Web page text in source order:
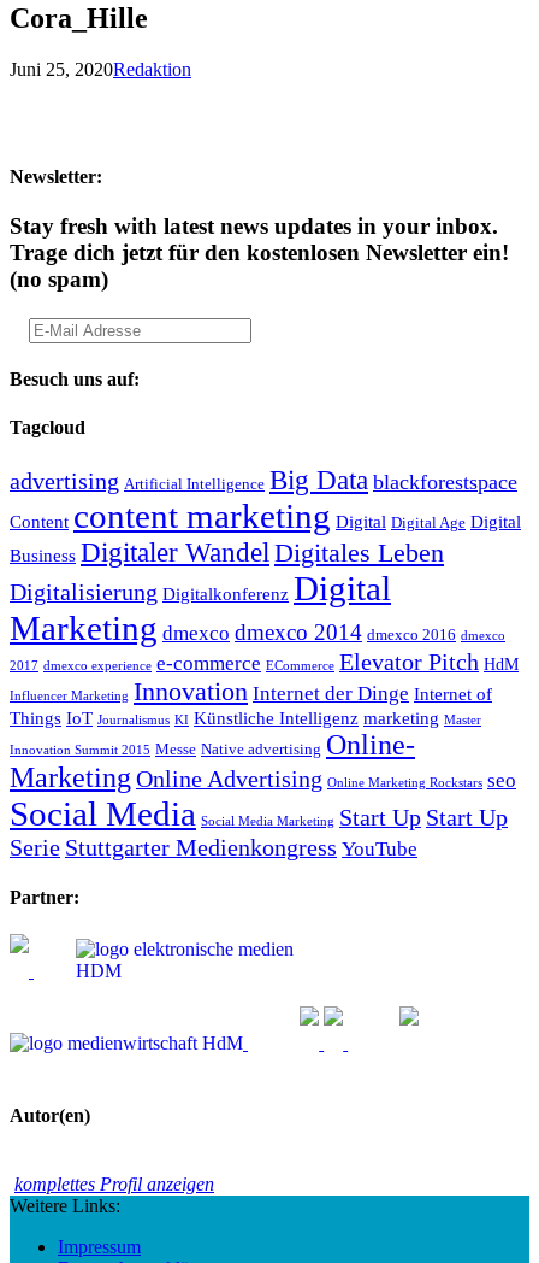
Cora_Hille
Juni 25, 2020Redaktion
Newsletter:
Stay fresh with latest news updates in your inbox.
Trage dich jetzt für den kostenlosen Newsletter ein!
(no spam)
Besuch uns auf:
Tagcloud
advertising Artificial Intelligence Big Data blackforestspace
Content content marketing Digital Digital Age Digital
Business Digitaler Wandel Digitales Leben
Digitalisierung Digitalkonferenz Digital
Marketing dmexco dmexco 2014 dmexco 2016 dmexco
2017 dmexco experience e-commerce ECommerce Elevator Pitch HdM
Influencer Marketing Innovation Internet der Dinge Internet of
Things IoT Journalismus KI Künstliche Intelligenz marketing Master
Innovation Summit 2015 Messe Native advertising Online-
Marketing Online Advertising Online Marketing Rockstars seo
Social Media Social Media Marketing Start Up Start Up
Serie Stuttgarter Medienkongress YouTube
Partner:
Autor(en)
komplettes Profil anzeigen
Weitere Links:
Impressum